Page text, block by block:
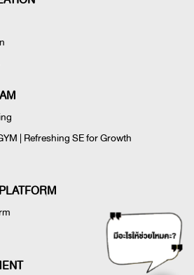
| Refreshing SE for Growth